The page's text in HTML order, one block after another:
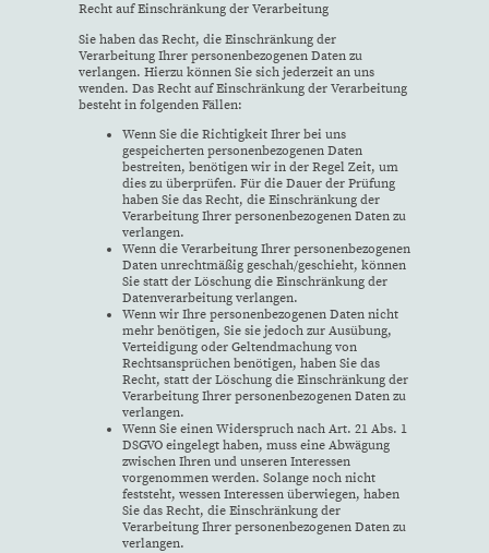
Recht auf Einschränkung der Verarbeitung
Sie haben das Recht, die Einschränkung der
Verarbeitung Ihrer personenbezogenen Daten zu
verlangen. Hierzu können Sie sich jederzeit an uns
wenden. Das Recht auf Einschränkung der Verarbeitung
besteht in folgenden Fällen:
Wenn Sie die Richtigkeit Ihrer bei uns
gespeicherten personenbezogenen Daten
bestreiten, benötigen wir in der Regel Zeit, um
dies zu überprüfen. Für die Dauer der Prüfung
haben Sie das Recht, die Einschränkung der
Verarbeitung Ihrer personenbezogenen Daten zu
verlangen.
Wenn die Verarbeitung Ihrer personenbezogenen
Daten unrechtmäßig geschah/geschieht, können
Sie statt der Löschung die Einschränkung der
Datenverarbeitung verlangen.
Wenn wir Ihre personenbezogenen Daten nicht
mehr benötigen, Sie sie jedoch zur Ausübung,
Verteidigung oder Geltendmachung von
Rechtsansprüchen benötigen, haben Sie das
Recht, statt der Löschung die Einschränkung der
Verarbeitung Ihrer personenbezogenen Daten zu
verlangen.
Wenn Sie einen Widerspruch nach Art. 21 Abs. 1
DSGVO eingelegt haben, muss eine Abwägung
zwischen Ihren und unseren Interessen
vorgenommen werden. Solange noch nicht
feststeht, wessen Interessen überwiegen, haben
Sie das Recht, die Einschränkung der
Verarbeitung Ihrer personenbezogenen Daten zu
verlangen.